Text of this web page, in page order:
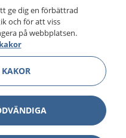
ge dig en förbättrad
och för att viss
på webbplatsen.